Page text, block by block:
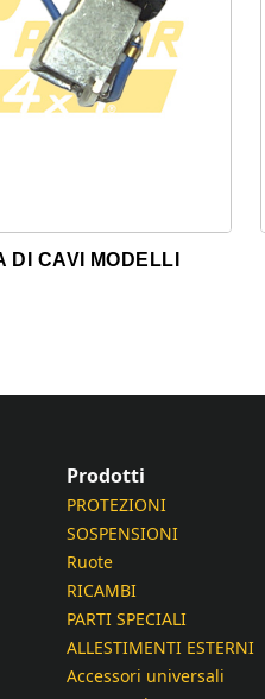
DI CAVI MODELLI
Prodotti
PROTEZIONI
SOSPENSIONI
Ruote
RICAMBI
PARTI SPECIALI
ALLESTIMENTI ESTERNI
Accessori universali